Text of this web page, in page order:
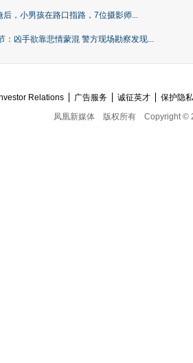
后，小男孩在路口指路，7位摄影师...
：凶手欲靠悲情蒙混 警方现场勘察发现...
Relations 广告服务 诚征英才
保护隐
凤凰新媒体
版权所有 Copyright ©